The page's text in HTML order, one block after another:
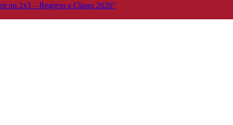
un 2x3 – Regreso a Clases 2026"